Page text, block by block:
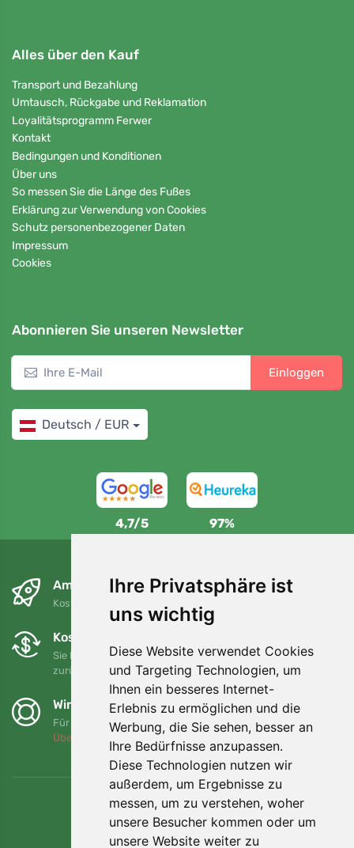
Ihre Privatsphäre ist
uns wichtig
Diese Website verwendet Cookies
und Targeting Technologien, um
Ihnen ein besseres Internet-
Erlebnis zu ermöglichen und die
Werbung, die Sie sehen, besser an
Ihre Bedürfnisse anzupassen.
Diese Technologien nutzen wir
außerdem, um Ergebnisse zu
messen, um zu verstehen, woher
unsere Besucher kommen oder um
unsere Website weiter zu
Alles über den Kauf
Transport und Bezahlung
Umtausch, Rückgabe und Reklamation
Loyalitätsprogramm Ferwer
Kontakt
Bedingungen und Konditionen
Über uns
So messen Sie die Länge des Fußes
Erklärung zur Verwendung von Cookies
Schutz personenbezogener Daten
Impressum
Cookies
Abonnieren Sie unseren Newsletter
Einloggen
Deutsch / EUR
4,7/5 97%
Am nächsten Tag und kostenlos
Kostenloser Versand für Bestellungen über 80 EUR
Kostenloser Umtausch und Rückgabe
Sie können Ihre Bestellung jederzeit innerhalb von 90 Tagen
zurückgeben oder umtauschen.
Wir unterstützen Trees.org
Für jede Bestellung pflanzen wir einen Baum! Mehr lesen
Über uns